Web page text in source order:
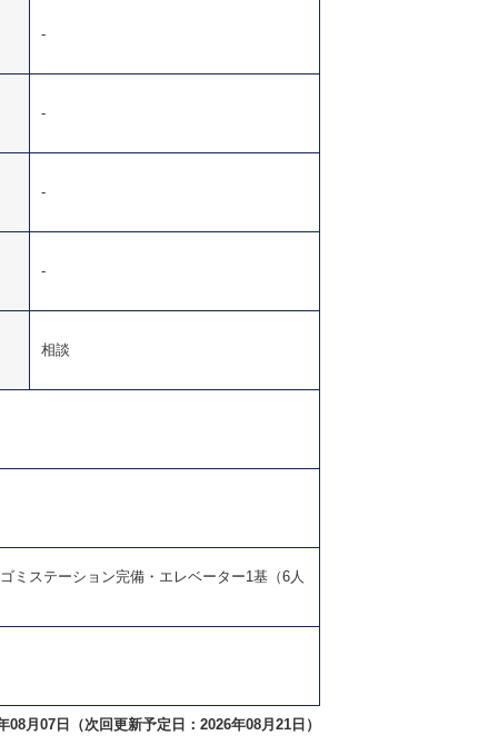
-
-
-
-
相談
ミステーション完備・エレベーター1基（6人
08月07日（次回更新予定日：2026年08月21日）